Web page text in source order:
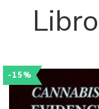
-15%